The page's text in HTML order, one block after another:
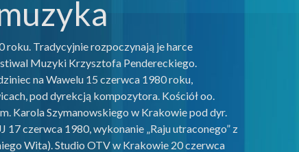
roku. Tradycyjnie rozpoczynają je harce
Muzyki Krzysztofa Pendereckiego.
na Wawelu 15 czerwca 1980 roku,
pod dyrekcją kompozytora. Kościół oo.
Karola Szymanowskiego w Krakowie pod dyr.
czerwca 1980, wykonanie „Raju utraconego” z
Wita). Studio OTV w Krakowie 20 czerwca